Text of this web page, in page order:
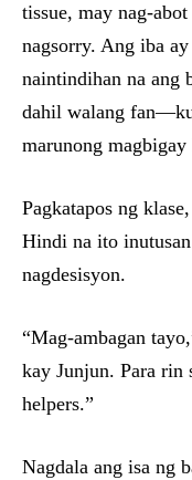
tissue, may nag-
nagsorry. Ang iba
naintindihan na ang
dahil walang
marunong
Pagkatapos ng
Hindi na ito
nagdesisyon.
“Mag-ambagan
kay Junjun. Para rin
helpers.”
Nagdala ang isa ng